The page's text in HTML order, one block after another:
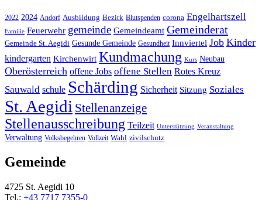
2022 2024 Andorf Ausbildung Bezirk Blutspenden corona Engelhartszell
Familie Feuerwehr gemeinde Gemeindeamt Gemeinderat
Gemeinde St. Aegidi Gesunde Gemeinde Gesundheit Innviertel Job Kinder
kindergarten Kirchenwirt Kundmachung Kurs Neubau
Oberösterreich offene Jobs offene Stellen Rotes Kreuz
Sauwald schule Schärding Sicherheit Sitzung Soziales
St. Aegidi Stellenanzeige
Stellenausschreibung Teilzeit Unterstützung Veranstaltung
Verwaltung Volksbegehren Vollzeit Wahl zivilschutz
Gemeinde
4725 St. Aegidi 10
Tel.: +43 7717 7355-0